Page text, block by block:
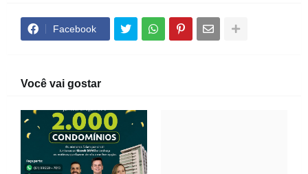
Facebook
Você vai gostar